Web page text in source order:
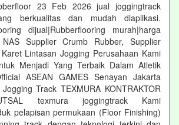
23 Feb 2026 jual joggingtrack
berkualitas dan mudah diaplikasi.
dijual|Rubberflooring murah|harga
Supplier Crumb Rubber, Supplier
Lintasan Jogging Perusahaan Kami
Menjadi Yang Terbaik Dalam Atletik
ASEAN GAMES Senayan Jakarta
Track TEXMURA KONTRAKTOR
texmura joggingtrack Kami
pelapisan permukaan (Floor Finishing)